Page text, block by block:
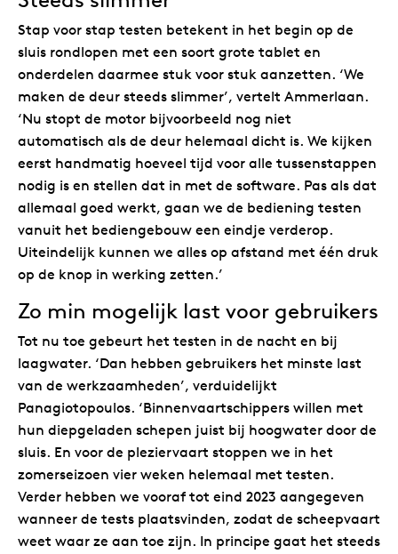
Stap voor stap testen betekent in het begin op de
sluis rondlopen met een soort grote tablet en
onderdelen daarmee stuk voor stuk aanzetten. ‘We
maken de deur steeds slimmer’, vertelt Ammerlaan.
‘Nu stopt de motor bijvoorbeeld nog niet
automatisch als de deur helemaal dicht is. We kijken
eerst handmatig hoeveel tijd voor alle tussenstappen
nodig is en stellen dat in met de software. Pas als dat
allemaal goed werkt, gaan we de bediening testen
vanuit het bediengebouw een eindje verderop.
Uiteindelijk kunnen we alles op afstand met één druk
op de knop in werking zetten.’
Zo min mogelijk last voor gebruikers
Tot nu toe gebeurt het testen in de nacht en bij
laagwater. ‘Dan hebben gebruikers het minste last
van de werkzaamheden’, verduidelijkt
Panagiotopoulos. ‘Binnenvaartschippers willen met
hun diepgeladen schepen juist bij hoogwater door de
sluis. En voor de pleziervaart stoppen we in het
zomerseizoen vier weken helemaal met testen.
Verder hebben we vooraf tot eind 2023 aangegeven
wanneer de tests plaatsvinden, zodat de scheepvaart
weet waar ze aan toe zijn. In principe gaat het steeds